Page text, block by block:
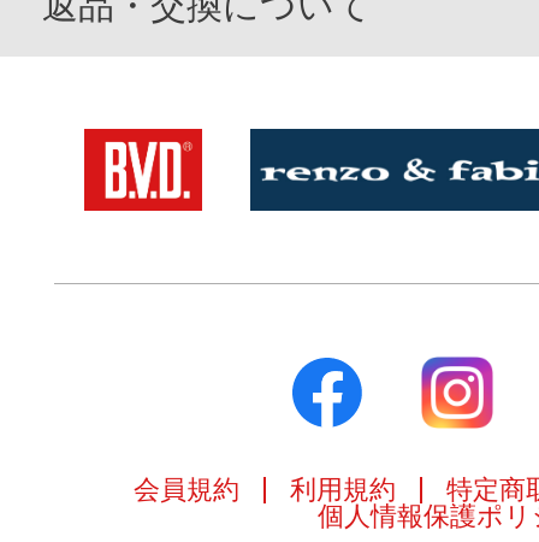
会員規約 利用規約
特定商
個人情報保護ポリ